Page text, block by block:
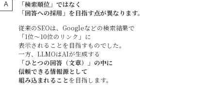
「検索順位」ではなく
「回答への採用」を目指す点が異なります。
従来のSEOは、Googleなどの検索結果で
「1位〜10位のリンク」に
表示されることを目指すものでした。
一方、LLMOはAIが生成する
「ひとつの回答（文章）」の中に
信頼できる情報源として
組み込まれることを目指します。